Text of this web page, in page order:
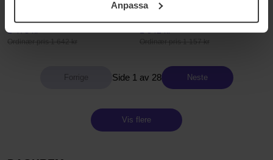
samt vår Integritetspolicy.Anpassa
1 478 kr
Ordinær pris 1 642 kr
1 042 kr
Ordinær pris 1 157 kr
Side 1 av 28 Neste
Vis flere